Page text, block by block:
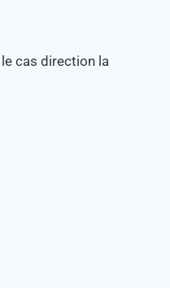
le cas direction la